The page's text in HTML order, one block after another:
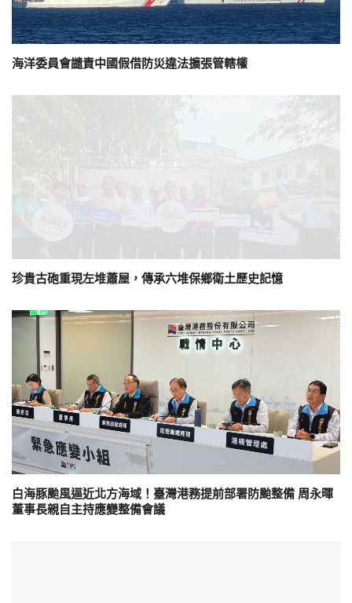
海洋委員會譴責中國假借防災違法擴張管轄權
珍貴古砲重現左堆蕭屋，傳承六堆保鄉衛土歷史記憶
白海豚颱風逼近北方海域！臺灣港務提前部署防颱整備 周永暉
董事長親自主持應變整備會議